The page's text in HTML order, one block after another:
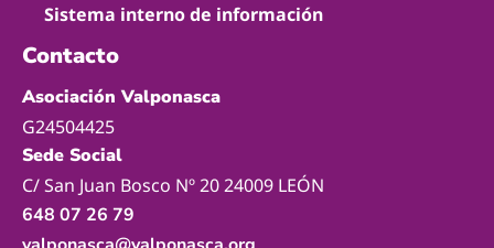
Sistema interno de información
Contacto
Asociación Valponasca
G24504425
Sede Social
C/ San Juan Bosco Nº 20 24009 LEÓN
648 07 26 79